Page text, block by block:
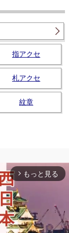
指アクセ
札アクセ
紋章
arrow_forward_ios もっと見る